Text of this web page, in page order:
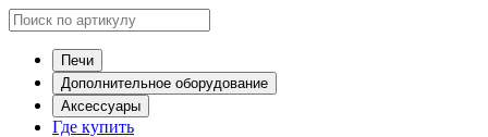
Печи
Дополнительное оборудование
Аксессуары
Где купить